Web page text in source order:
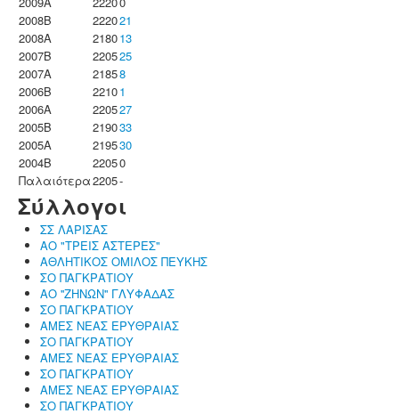
2008B
222021
2008A
218013
2007B
220525
2007A
21858
2006B
22101
2006A
220527
2005B
219033
2005A
219530
2004B
22050
Παλαιότερα2205-
Σύλλογοι
ΣΣ ΛΑΡΙΣΑΣ
ΑΟ "ΤΡΕΙΣ ΑΣΤΕΡΕΣ"
ΑΘΛΗΤΙΚΟΣ ΟΜΙΛΟΣ ΠΕΥΚΗΣ
ΣΟ ΠΑΓΚΡΑΤΙΟΥ
ΑΟ ''ΖΗΝΩΝ'' ΓΛΥΦΑΔΑΣ
ΣΟ ΠΑΓΚΡΑΤΙΟΥ
ΑΜΕΣ ΝΕΑΣ ΕΡΥΘΡΑΙΑΣ
ΣΟ ΠΑΓΚΡΑΤΙΟΥ
ΑΜΕΣ ΝΕΑΣ ΕΡΥΘΡΑΙΑΣ
ΣΟ ΠΑΓΚΡΑΤΙΟΥ
ΑΜΕΣ ΝΕΑΣ ΕΡΥΘΡΑΙΑΣ
ΣΟ ΠΑΓΚΡΑΤΙΟΥ